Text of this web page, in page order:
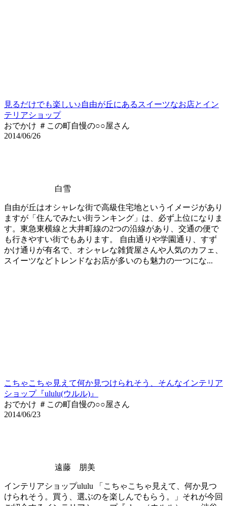
見るだけでも楽しい♪自由が丘にあるスイーツなお店とイン
テリアショップ
おでかけ ＃この町自慢の○○屋さん
2014/06/26
白雪
自由が丘はオシャレな街で高級住宅地というイメージがあり
ますが「住んでみたい街ランキング」は、必ず上位になりま
す。東急東横線と大井町線の2つの沿線があり、交通の便で
も行きやすい街でもあります。 自由通りや学園通り、すず
かけ通りが有名で、オシャレな雑貨屋さんや人気のカフェ、
スイーツなどトレンドなお店が多いのも魅力の一つにな...
こちゃこちゃ見えて何か見つけられそう、そんなインテリア
ショップ『ululu(ウルル)』
おでかけ ＃この町自慢の○○屋さん
2014/06/23
遠藤 朋美
インテリアショップululu 「こちゃこちゃ見えて、何か見つ
けられそう。買う、選ぶのを楽しんでもらう。」それが今回